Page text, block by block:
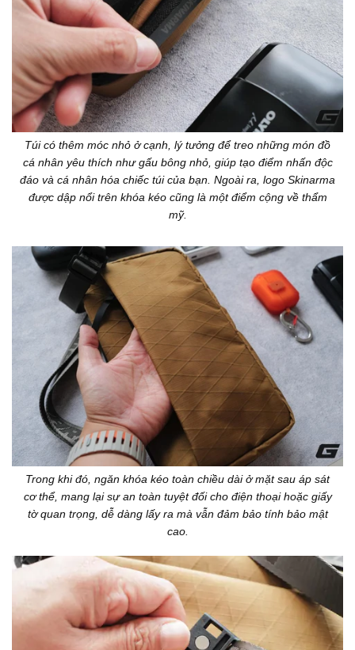
Túi có thêm móc nhỏ ở cạnh, lý tưởng để treo những món đồ
cá nhân yêu thích như gấu bông nhỏ, giúp tạo điểm nhấn độc
đáo và cá nhân hóa chiếc túi của bạn. Ngoài ra, logo Skinarma
được dập nổi trên khóa kéo cũng là một điểm cộng về thẩm
mỹ.
Trong khi đó, ngăn khóa kéo toàn chiều dài ở mặt sau áp sát
cơ thể, mang lại sự an toàn tuyệt đối cho điện thoại hoặc giấy
tờ quan trọng, dễ dàng lấy ra mà vẫn đảm bảo tính bảo mật
cao.